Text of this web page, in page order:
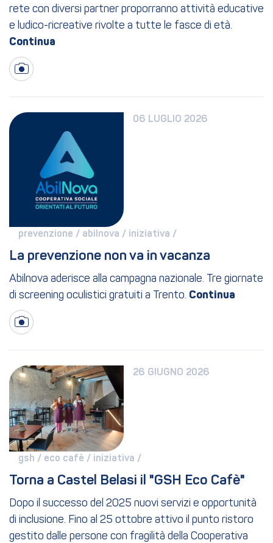
rete con diversi partner proporranno attività educative
e ludico-ricreative rivolte a tutte le fasce di età.
06 LUGLIO 2026
prevenzione / abilnova / iniziativa /
La prevenzione non va in vacanza
Abilnova aderisce alla campagna nazionale. Tre giornate
di screening oculistici gratuiti a Trento.
26 GIUGNO 2026
gsh / eco cafè / iniziativa /
Torna a Castel Belasi il "GSH Eco Cafè"
Dopo il successo del 2025 nuovi servizi e opportunità
di inclusione. Fino al 25 ottobre attivo il punto ristoro
gestito dalle persone con fragilità della Cooperativa